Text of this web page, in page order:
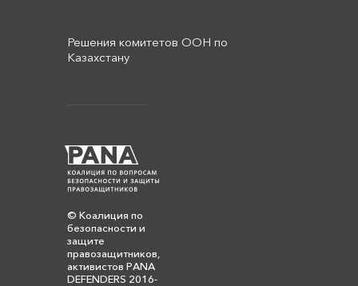
© Коалиция по
безопасности и
защите
правозащитников,
активистов PANA
DEFENDERS 2016-
Решения комитетов ООН по
Казахстану